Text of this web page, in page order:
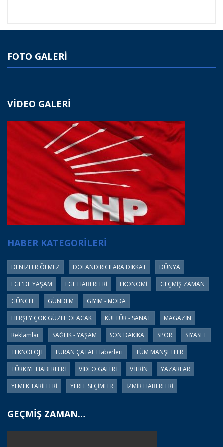
FOTO GALERİ
VİDEO GALERİ
HABER KATEGORİLERİ
DENİZLER ÖLMEZ DOLANDIRICILARA DİKKAT
DÜNYA
EGE'DE YAŞAM
EGE HABERLERİ EKONOMİ
GEÇMİŞ ZAMAN
GÜNCEL
GÜNDEM
GİYİM - MODA
HERŞEY ÇOK GÜZEL OLACAK
KÜLTÜR - SANAT
MAGAZİN
Reklamlar
SAĞLIK - YAŞAM SON DAKİKA SPOR
SİYASET
TEKNOLOJİ
TURAN ÇATAL Haberleri
TÜM MANŞETLER
TÜRKİYE HABERLERİ
VİDEO GALERİ VİTRİN
YAZARLAR
YEMEK TARİFLERİ
YEREL SEÇİMLER İZMİR HABERLERİ
GEÇMİŞ ZAMAN…